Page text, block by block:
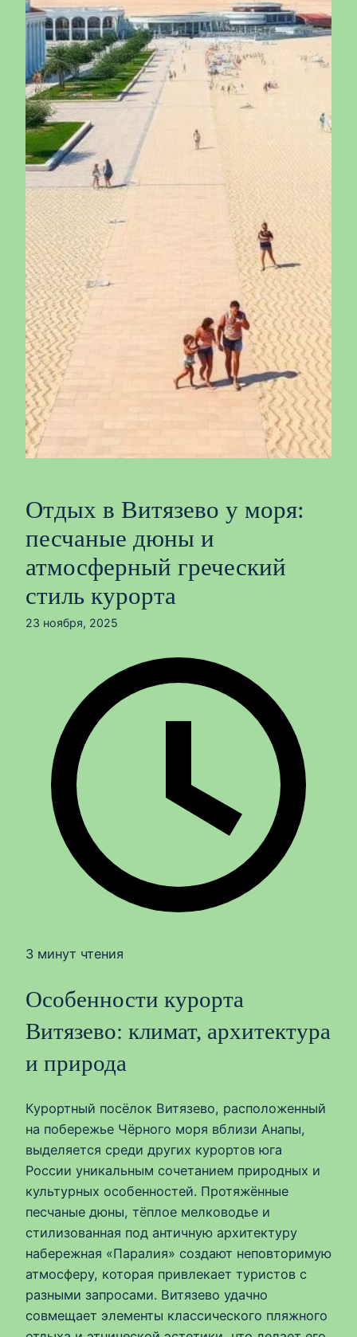
Отдых в Витязево у моря:
песчаные дюны и
атмосферный греческий
стиль курорта
23 ноября, 2025
3 минут чтения
Особенности курорта
Витязево: климат, архитектура
и природа
Курортный посёлок Витязево, расположенный
на побережье Чёрного моря вблизи Анапы,
выделяется среди других курортов юга
России уникальным сочетанием природных и
культурных особенностей. Протяжённые
песчаные дюны, тёплое мелководье и
стилизованная под античную архитектуру
набережная «Паралия» создают неповторимую
атмосферу, которая привлекает туристов с
разными запросами. Витязево удачно
совмещает элементы классического пляжного